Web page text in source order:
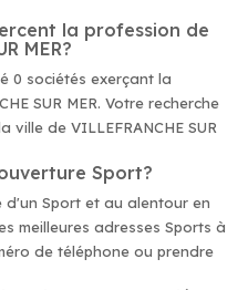
la profession de
MER?
0 sociétés exerçant la
SUR MER. Votre recherche
de VILLEFRANCHE SUR
Sport?
Sport et au alentour en
meilleures adresses Sports à
de téléphone ou prendre